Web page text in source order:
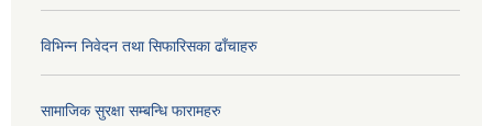
विभिन्न निवेदन तथा सिफारिसका ढाँचाहरु
सामाजिक सुरक्षा सम्बन्धि फारामहरु